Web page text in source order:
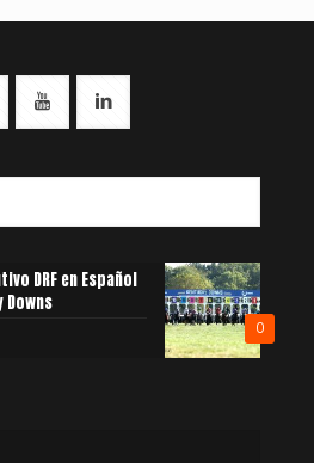
0
DRF en Español